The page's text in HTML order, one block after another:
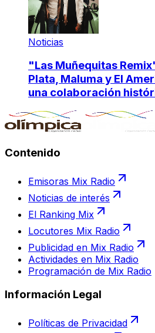
Noticias
"Las Muñequitas
Plata, Maluma y El
una colaboración
Contenido
Emisoras Mix Radio
Noticias de interés
El Ranking Mix
Locutores Mix Radio
Publicidad en Mix Radio
Actividades en Mix Radio
Programación de Mix Radio
Información Legal
Políticas de Privacidad